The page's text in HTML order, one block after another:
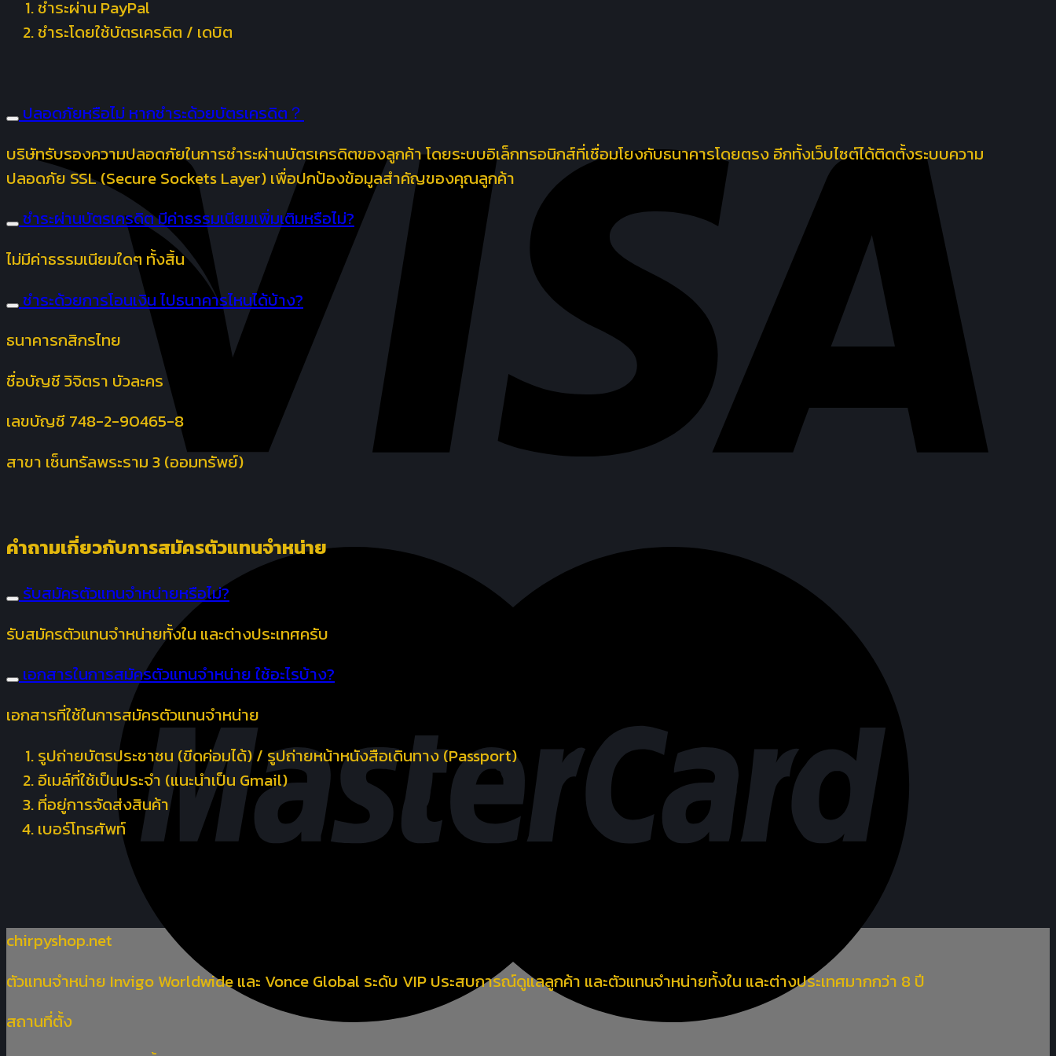
ชำระผ่าน PayPal
ชำระโดยใช้บัตรเครดิต / เดบิต
ปลอดภัยหรือไม่ หากชำระด้วยบัตรเครดิต？
บริษัทรับรองความปลอดภัยในการชำระผ่านบัตรเครดิตของลูกค้า โดยระบบอิเล็กทรอนิกส์ที่เชื่อมโยงกับธนาคารโดยตรง อีกทั้งเว็บไซต์ได้ติดตั้งระบบความ
ปลอดภัย SSL (Secure Sockets Layer) เพื่อปกป้องข้อมูลสำคัญของคุณลูกค้า
ชำระผ่านบัตรเครดิต มีค่าธรรมเนียมเพิ่มเติมหรือไม่?
ไม่มีค่าธรรมเนียมใดๆ ทั้งสิ้น
ชำระด้วยการโอนเงิน ไปธนาคารไหนได้บ้าง?
ธนาคารกสิกรไทย
ชื่อบัญชี วิจิตรา บัวละคร
เลขบัญชี 748-2-90465-8
สาขา เซ็นทรัลพระราม 3 (ออมทรัพย์)
คำถามเกี่ยวกับการสมัครตัวแทนจำหน่าย
รับสมัครตัวแทนจำหน่ายหรือไม่?
รับสมัครตัวแทนจำหน่ายทั้งใน และต่างประเทศครับ
เอกสารในการสมัครตัวแทนจำหน่าย ใช้อะไรบ้าง?
เอกสารที่ใช้ในการสมัครตัวแทนจำหน่าย
รูปถ่ายบัตรประชาชน (ขีดค่อมได้) / รูปถ่ายหน้าหนังสือเดินทาง (Passport)
อีเมล์ที่ใช้เป็นประจำ (แนะนำเป็น Gmail)
ที่อยู่การจัดส่งสินค้า
เบอร์โทรศัพท์
chirpyshop.net
ตัวแทนจำหน่าย Invigo Worldwide และ Vonce Global ระดับ VIP ประสบการณ์ดูแลลูกค้า และตัวแทนจำหน่ายทั้งใน และต่างประเทศมากกว่า 8 ปี
สถานที่ตั้ง